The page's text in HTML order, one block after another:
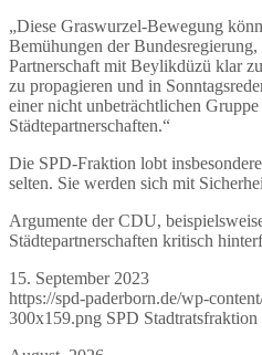
„Diese Graswurzel-Bewegung
Bemühungen der
Partnerschaft mit Beylikdüzü klar
zu propagieren und in
einer nicht unbeträchtlichen
Städtepartnerschaften.“
Die SPD-Fraktion lobt
selten. Sie werden sich mit
Argumente der CDU,
Städtepartnerschaften kritisch
15. September 2023
https://spd-paderborn.de/wp-
300x159.png SPD Stadtratsfraktion